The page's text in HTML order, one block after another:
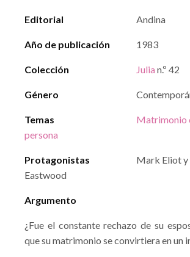
Editorial Andina
Año de publicación 1983
Colección Julia n.º 42
Género
Temas
Matrimonio
persona
Protagonistas
Mark Eliot y
Eastwood
Argumento
¿Fue el constante rechazo de su
que su matrimonio se convirtiera en un